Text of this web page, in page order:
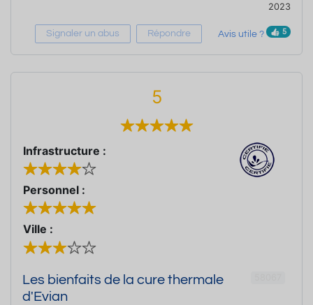
2023
Signaler un abus Répondre Avis utile ? 5
5
Infrastructure :
Personnel :
Ville :
Les bienfaits de la cure thermale
d'Evian